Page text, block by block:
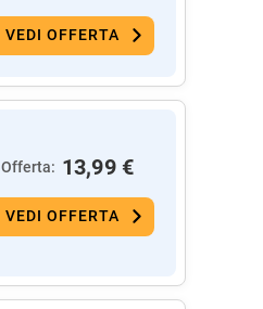
VEDI OFFERTA
Offerta: 13,99 €
VEDI OFFERTA